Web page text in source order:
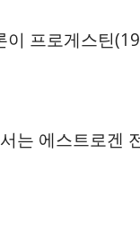
이 프로게스틴
는 에스트로겐